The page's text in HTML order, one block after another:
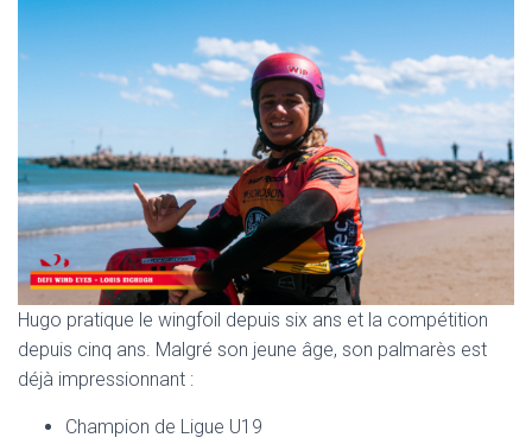
Hugo pratique le wingfoil depuis six ans et la compétition
depuis cinq ans. Malgré son jeune âge, son palmarès est
déjà impressionnant :
Champion de Ligue U19